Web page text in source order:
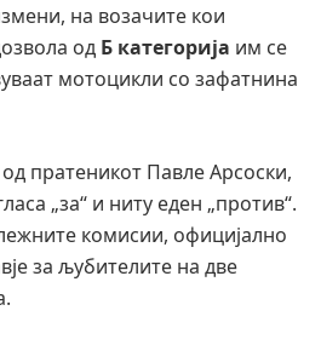
на возачите кои
од Б категорија им се
мотоцикли со зафатнина
пратеникот Павле Арсоски,
„за“ и ниту еден „против“.
комисии, официјално
за љубителите на две